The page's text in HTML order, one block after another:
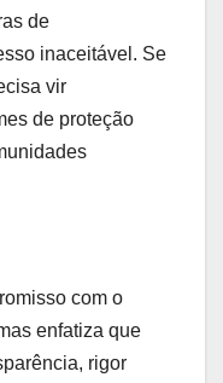
de
inaceitável. Se
vir
de proteção
com o
enfatiza que
rigor